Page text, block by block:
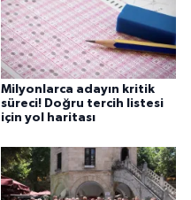
Milyonlarca adayın kritik
süreci! Doğru tercih listesi
için yol haritası